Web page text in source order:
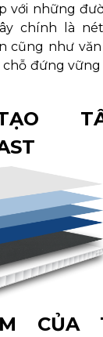
với những
chính là
cũng như
đứng
CỦA